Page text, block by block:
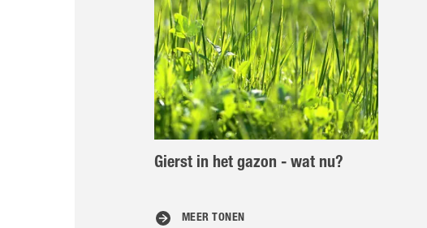
Gierst in het gazon - wat nu?
MEER TONEN